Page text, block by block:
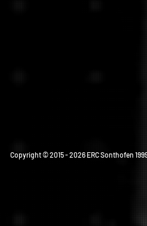
Copyright © 2015 - 2026 ERC Sonthofen